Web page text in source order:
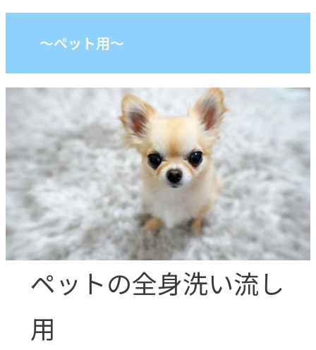
～ペット用～
ペットの全身洗い流し
用